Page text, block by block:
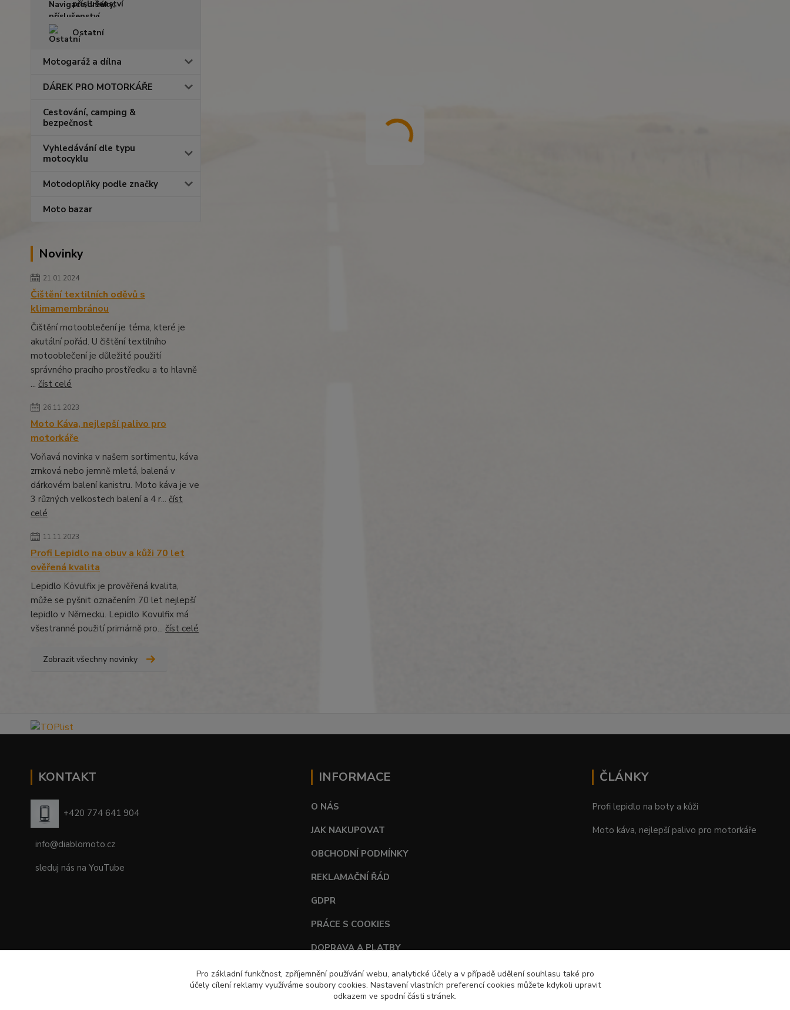
příslušenství
Ostatní
Motogaráž a dílna
DÁREK PRO MOTORKÁŘE
Cestování, camping &
bezpečnost
Vyhledávání dle typu
motocyklu
Motodoplňky podle značky
Moto bazar
Novinky
21.01.2024
Čištění textilních oděvů s
klimamembránou
Čištění motooblečení je téma, které je
akutální pořád. U čištění textilního
motooblečení je důležité použití
správného pracího prostředku a to hlavně
... číst celé
26.11.2023
Moto Káva, nejlepší palivo pro
motorkáře
Voňavá novinka v našem sortimentu, káva
zrnková nebo jemně mletá, balená v
dárkovém balení kanistru. Moto káva je ve
3 různých velkostech balení a 4 r... číst
celé
11.11.2023
Profi Lepidlo na obuv a kůži 70 let
ověřená kvalita
Lepidlo Kövulfix je prověřená kvalita,
může se pyšnit označením 70 let nejlepší
lepidlo v Německu. Lepidlo Kovulfix má
všestranné použití primárně pro... číst celé
Zobrazit všechny novinky
KONTAKT
+420 774 641 904
info@diablomoto.cz
sleduj nás na YouTube
INFORMACE
O NÁS
JAK NAKUPOVAT
OBCHODNÍ PODMÍNKY
REKLAMAČNÍ ŘÁD
GDPR
PRÁCE S COOKIES
DOPRAVA A PLATBY
TABULKY VELIKOSTÍ
ČLÁNKY
Profi lepidlo na boty a kůži
Moto káva, nejlepší palivo pro motorkáře
Pro základní funkčnost, zpříjemnění používání webu, analytické účely a v případě udělení souhlasu také pro
účely cílení reklamy využíváme soubory cookies. Nastavení vlastních preferencí cookies můžete kdykoli upravit
odkazem ve spodní části stránek.